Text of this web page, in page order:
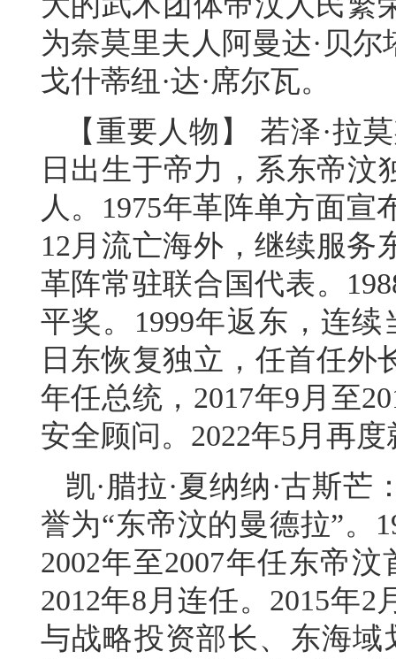
为奈莫里夫人阿曼达·贝尔
戈什蒂纽·达·席尔瓦。
【重要人物】 若泽·拉
日出生于帝力，系东帝汶
人。1975年革阵单方面
12月流亡海外，继续服务
革阵常驻联合国代表。
平奖。1999年返东，连
日东恢复独立，任首任外
年任总统，2017年9月至
安全顾问。2022年5月再
凯·腊拉·夏纳纳·古斯
誉为“东帝汶的曼德拉”。
2002年至2007年任东帝
2012年8月连任。2015年
与战略投资部长、东海域